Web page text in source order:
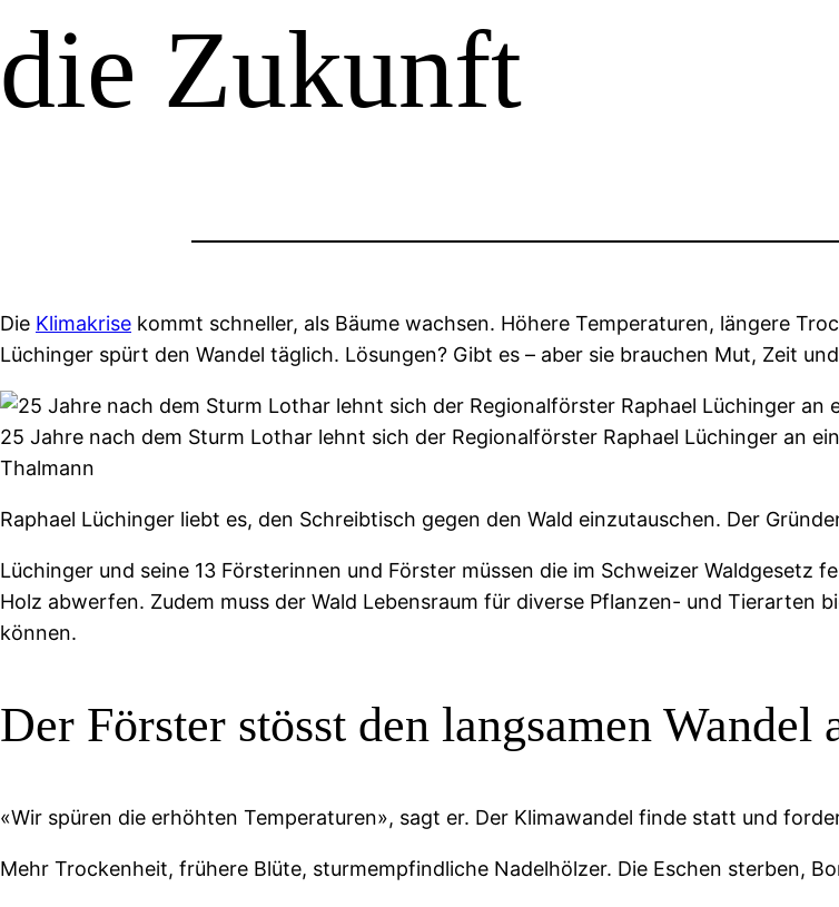
die Zukunft
Die Klimakrise kommt schneller, als Bäume wachsen. Höhere Temperaturen, längere
Lüchinger spürt den Wandel täglich. Lösungen? Gibt es – aber sie brauchen Mut, Zeit
25 Jahre nach dem Sturm Lothar lehnt sich der Regionalförster Raphael Lüchinger an
Thalmann
Raphael Lüchinger liebt es, den Schreibtisch gegen den Wald einzutauschen. Der
Lüchinger und seine 13 Försterinnen und Förster müssen die im Schweizer Waldgesetz
Holz abwerfen. Zudem muss der Wald Lebensraum für diverse Pflanzen- und Tierarten
können.
Der Förster stösst den langsamen Wandel
«Wir spüren die erhöhten Temperaturen», sagt er. Der Klimawandel finde statt und
Mehr Trockenheit, frühere Blüte, sturmempfindliche Nadelhölzer. Die Eschen sterben,